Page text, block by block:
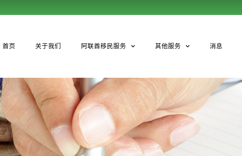
首页 关于我们 阿联酋移民服务 其他服务 消息